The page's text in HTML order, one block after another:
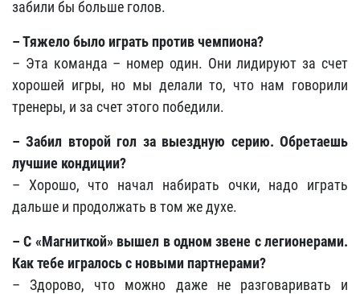
забили бы больше голов.
– Тяжело было играть против чемпиона?
– Эта команда – номер один. Они лидируют за счет
хорошей игры, но мы делали то, что нам говорили
тренеры, и за счет этого победили.
– Забил второй гол за выездную серию. Обретаешь
лучшие кондиции?
– Хорошо, что начал набирать очки, надо играть
дальше и продолжать в том же духе.
– С «Магниткой» вышел в одном звене с легионерами.
Как тебе игралось с новыми партнерами?
– Здорово, что можно даже не разговаривать и